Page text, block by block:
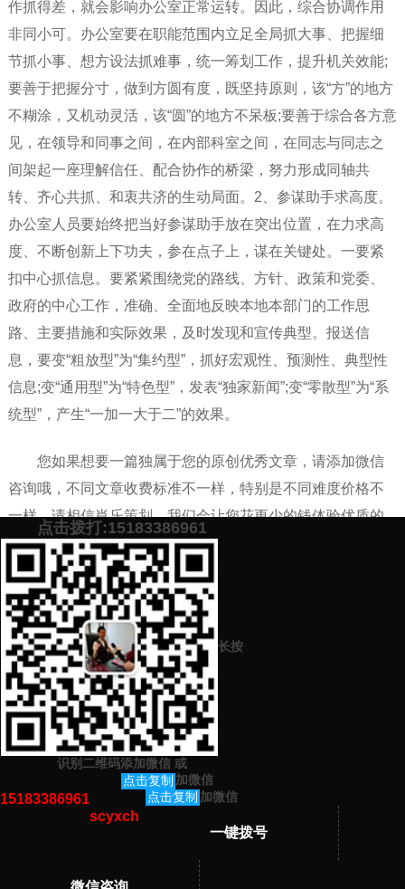
作抓得差，就会影响办公室正常运转。因此，综合协调作用
非同小可。办公室要在职能范围内立足全局抓大事、把握细
节抓小事、想方设法抓难事，统一筹划工作，提升机关效能;
要善于把握分寸，做到方圆有度，既坚持原则，该“方”的地方
不糊涂，又机动灵活，该“圆”的地方不呆板;要善于综合各方意
见，在领导和同事之间，在内部科室之间，在同志与同志之
间架起一座理解信任、配合协作的桥梁，努力形成同轴共
转、齐心共抓、和衷共济的生动局面。2、参谋助手求高度。
办公室人员要始终把当好参谋助手放在突出位置，在力求高
度、不断创新上下功夫，参在点子上，谋在关键处。一要紧
扣中心抓信息。要紧紧围绕党的路线、方针、政策和党委、
政府的中心工作，准确、全面地反映本地本部门的工作思
路、主要措施和实际效果，及时发现和宣传典型。报送信
息，要变“粗放型”为“集约型”，抓好宏观性、预测性、典型性
信息;变“通用型”为“特色型”，发表“独家新闻”;变“零散型”为“系
统型”，产生“一加一大于二”的效果。
您如果想要一篇独属于您的原创优秀文章，请添加微信
咨询哦，不同文章收费标准不一样，特别是不同难度价格不
一样，请相信肖乐策划，我们会让您花更少的钱体验优质的
代写原创文章服务。
预约营销老师 添加微信号：scyxch
案！
上一篇：排名靠前的代写高质量优秀原创工作总结的网站机构平台
下一篇：代写感恩演讲稿1000字多少钱
猜你感兴趣的内容
暂无相关文章！
点击拨打:15183386961
长按
识别二维码添加微信 或
点击复制
15183386961
加微信
点击复制
scyxch
加微信
一键拨号